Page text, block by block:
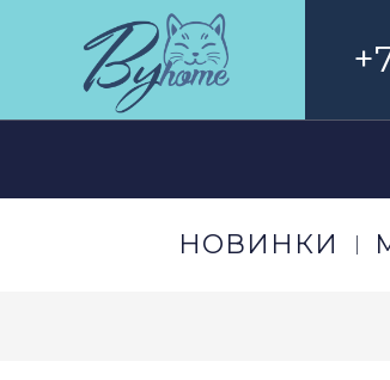
НОВИНКИ